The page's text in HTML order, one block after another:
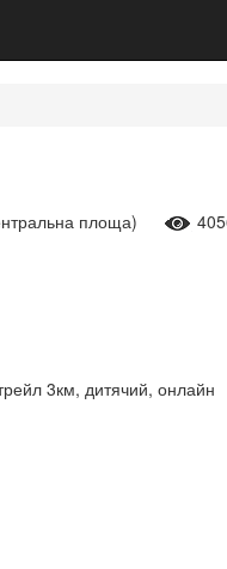
площа)
3км, дитячий, онлайн